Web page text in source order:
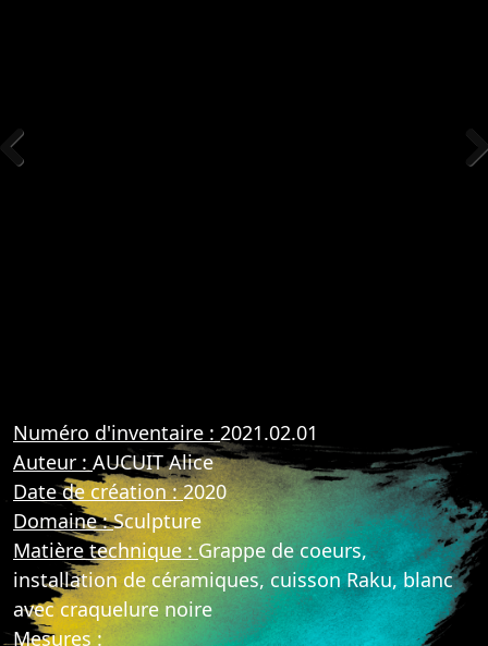
Numéro d'inventaire : 2021.02.01
Auteur : AUCUIT Alice
Date de création :2020
Domaine :Sculpture
Matière technique : Grappe de coeurs,
installation de céramiques, cuisson Raku, blanc
avec craquelure noire
Mesures :